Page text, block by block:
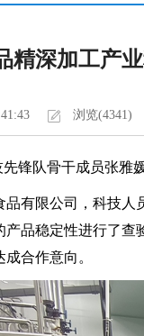
精深加工产
浏览(4341)
锋队骨干成员张雅
有限公司，科技
品稳定性进行了
合作意向。